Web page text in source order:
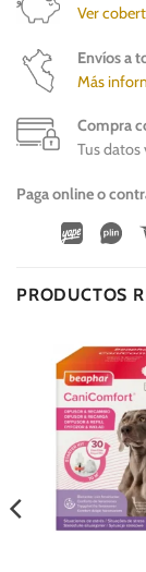
Ver
Envíos a
Más
Compra
Tus datos
Paga online o
PRODUCTOS